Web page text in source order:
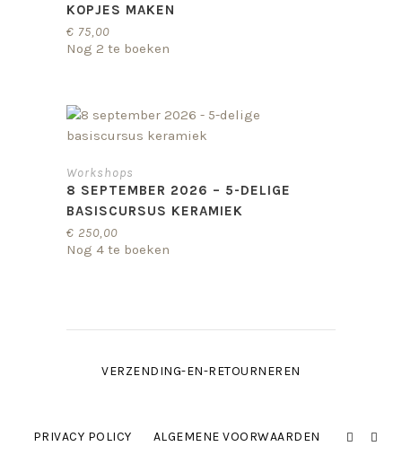
KOPJES MAKEN
€ 75,00
Nog 2 te boeken
Workshops
8 SEPTEMBER 2026 – 5-DELIGE
BASISCURSUS KERAMIEK
€ 250,00
Nog 4 te boeken
VERZENDING-EN-RETOURNEREN
PRIVACY POLICY ALGEMENE VOORWAARDEN